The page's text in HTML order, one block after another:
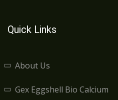
Quick Links
About Us
Gex Eggshell Bio Calcium